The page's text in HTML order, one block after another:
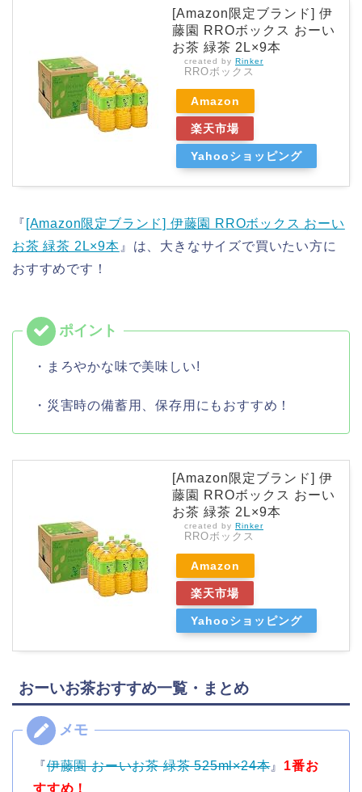
[Amazon限定ブランド] 伊
藤園 RROボックス おーい
お茶 緑茶 2L×9本
created by Rinker
RROボックス
Amazon
楽天市場
Yahooショッピング
『 [Amazon限定ブランド] 伊藤園 RROボックス おーい
お茶 緑茶 2L×9本』は、大きなサイズで買いたい方に
おすすめです！
・まろやかな味で美味しい!
・災害時の備蓄用、保存用にもおすすめ！
[Amazon限定ブランド] 伊
藤園 RROボックス おーい
お茶 緑茶 2L×9本
created by Rinker
RROボックス
Amazon
楽天市場
Yahooショッピング
おーいお茶おすすめ一覧・まとめ
『伊藤園 おーいお茶 緑茶 525ml×24本』 1番お
すすめ！